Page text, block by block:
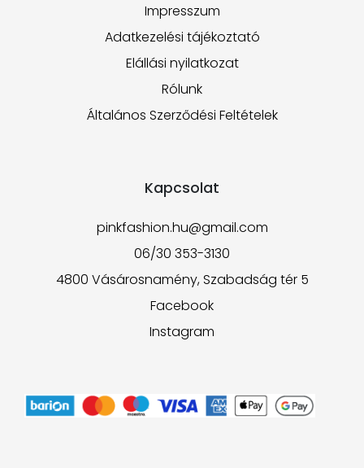
Impresszum
Adatkezelési tájékoztató
Elállási nyilatkozat
Rólunk
Általános Szerződési Feltételek
Kapcsolat
pinkfashion.hu@gmail.com
06/30 353-3130
4800 Vásárosnamény, Szabadság tér 5
Facebook
Instagram